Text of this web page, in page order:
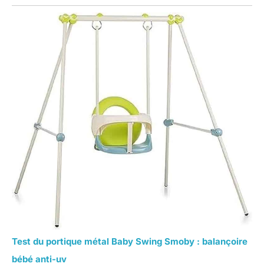
Test du portique métal Baby Swing Smoby : balançoire
bébé anti-uv